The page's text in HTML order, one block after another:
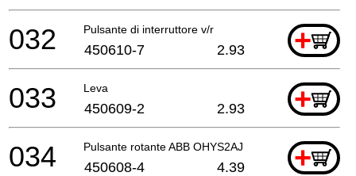
Pulsante di interruttore v/r +
032 450610-7 2.93
Leva +
033 450609-2 2.93
Pulsante rotante ABB OHYS2AJ +
034 450608-4 4.39